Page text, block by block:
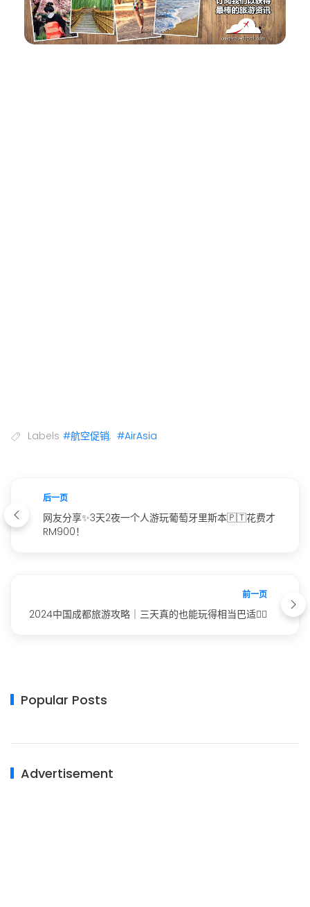
Labels #航空促销, #AirAsia
后一页
网友分享✨3天2夜一个人游玩葡萄牙里斯本🇵🇹花费才
RM900！
前一页
2024中国成都旅游攻略｜三天真的也能玩得相当巴适👍🏻
Popular Posts
Advertisement